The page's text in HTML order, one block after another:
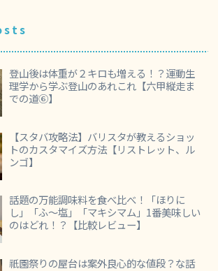
登山後は体重が２キロも増える！？運動生
理学から学ぶ登山のあれこれ【六甲縦走ま
での道⑥】
【スタバ攻略法】バリスタが教えるショッ
トのカスタマイズ方法【リストレット、ル
ンゴ】
話題の万能調味料を食べ比べ！「ほりに
し」「ふ～塩」「マキシマム」1番美味しい
のはどれ！？【比較レビュー】
祇園祭りの屋台は案外良心的な値段？な話